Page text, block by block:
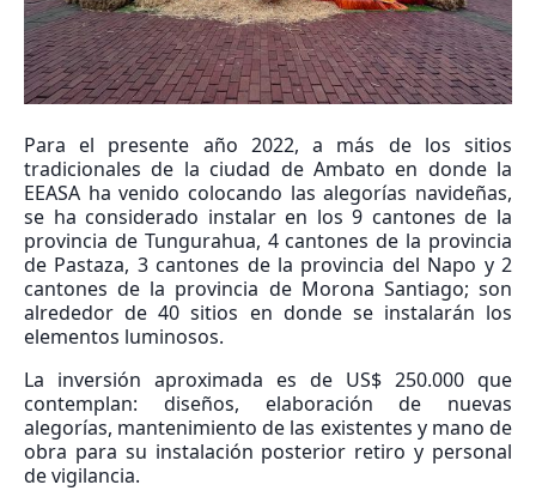
Para el presente año 2022, a más de los sitios
tradicionales de la ciudad de Ambato en donde la
EEASA ha venido colocando las alegorías navideñas,
se ha considerado instalar en los 9 cantones de la
provincia de Tungurahua, 4 cantones de la provincia
de Pastaza, 3 cantones de la provincia del Napo y 2
cantones de la provincia de Morona Santiago; son
alrededor de 40 sitios en donde se instalarán los
elementos luminosos.
La inversión aproximada es de US$ 250.000 que
contemplan: diseños, elaboración de nuevas
alegorías, mantenimiento de las existentes y mano de
obra para su instalación posterior retiro y personal
de vigilancia.